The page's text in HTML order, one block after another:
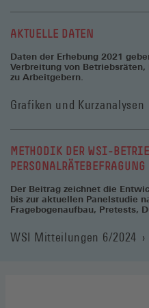
einem
AKTUELLE DATEN
Daten der Erhebung 2021
Verbreitung von
zu Arbeitgebern.
Grafiken und Kurzanalysen
METHODIK DER WSI-
PERSONALRÄTEBEFRAGUNG
Der Beitrag zeichnet die
bis zur aktuellen Panelstudie
Fragebogenaufbau, Pretests,
WSI Mitteilungen 6/2024